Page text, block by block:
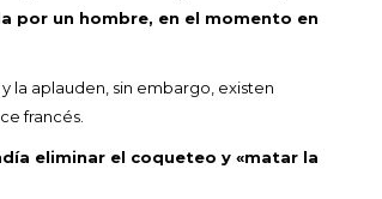
por un hombre, en el momento en
la aplauden, sin embargo, existen
francés.
eliminar el coqueteo y «matar la